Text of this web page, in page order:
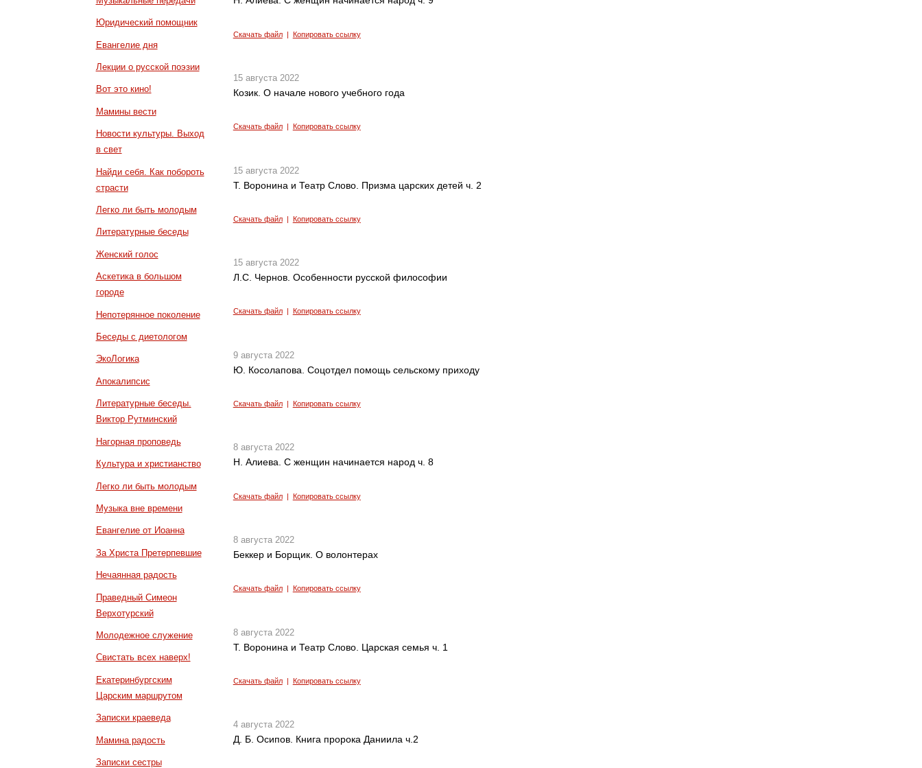
Юридический помощник
Евангелие дня
Лекции о русской поэзии
Вот это кино!
Мамины вести
Новости культуры. Выход
в свет
Найди себя. Как побороть
страсти
Легко ли быть молодым
Литературные беседы
Женский голос
Аскетика в большом
городе
Непотерянное поколение
Беседы с диетологом
ЭкоЛогика
Апокалипсис
Литературные беседы.
Виктор Рутминский
Нагорная проповедь
Культура и христианство
Легко ли быть молодым
Музыка вне времени
Евангелие от Иоанна
За Христа Претерпевшие
Нечаянная радость
Праведный Симеон
Верхотурский
Молодежное служение
Свистать всех наверх!
Екатеринбургским
Царским маршрутом
Записки краеведа
Мамина радость
Записки сестры
Скачать файл| Копировать ссылку
15 августа 2022
Козик. О начале нового учебного года
Скачать файл| Копировать ссылку
15 августа 2022
Т. Воронина и Театр Слово. Призма царских детей ч. 2
Скачать файл| Копировать ссылку
15 августа 2022
Л.С. Чернов. Особенности русской философии
Скачать файл| Копировать ссылку
9 августа 2022
Ю. Косолапова. Соцотдел помощь сельскому приходу
Скачать файл| Копировать ссылку
8 августа 2022
Н. Алиева. С женщин начинается народ ч. 8
Скачать файл| Копировать ссылку
8 августа 2022
Беккер и Борщик. О волонтерах
Скачать файл| Копировать ссылку
8 августа 2022
Т. Воронина и Театр Слово. Царская семья ч. 1
Скачать файл| Копировать ссылку
4 августа 2022
Д. Б. Осипов. Книга пророка Даниила ч.2